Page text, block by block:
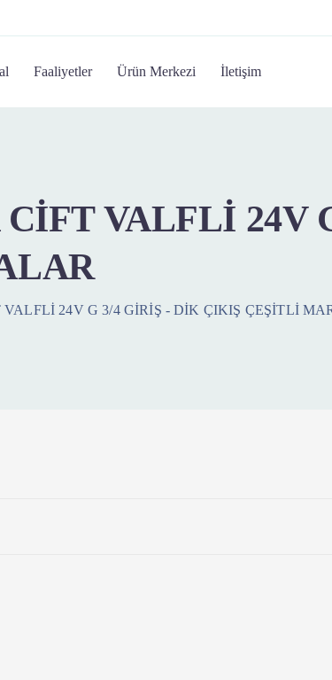
Faaliyetler Ürün Merkezi İletişim
VALFLİ 24V
24V G 3/4 GİRİŞ - DİK ÇIKIŞ ÇEŞİTLİ